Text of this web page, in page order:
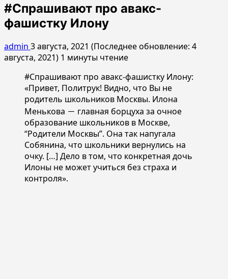
#Спрашивают про авакс-
фашистку Илону
admin 3 августа, 2021 (Последнее обновление: 4
августа, 2021) 1 минуты чтение
#Спрашивают про авакс-фашистку Илону:
«Привет, Политрук! Видно, что Вы не
родитель школьников Москвы. Илона
Менькова － главная борцуха за очное
образование школьников в Москве,
“Родители Москвы”. Она так напугала
Собянина, что школьники вернулись на
очку. […] Дело в том, что конкретная дочь
Илоны не может учиться без страха и
контроля».